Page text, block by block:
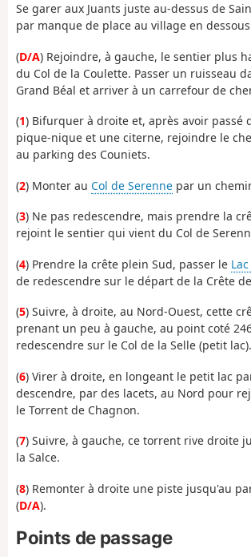
Se garer aux Juants juste au-dessus de
par manque de place au village en dessous
(D/A) Rejoindre, à gauche, le sentier plus
du Col de la Coulette. Passer un ruisseau
Grand Béal et arriver à un carrefour de
(1) Bifurquer à droite et, après avoir passé
pique-nique et une citerne, rejoindre le
au parking des Couniets.
(2) Monter au Col de Serenne par un
(3) Ne pas redescendre, mais prendre la
rejoint le sentier qui vient du Col de
(4) Prendre la crête plein Sud, passer le
de redescendre sur le départ de la Crête
(5) Suivre, à droite, au Nord-Ouest, cette
prenant un peu à gauche, au point coté
redescendre sur le Col de la Selle (petit lac).
(6) Virer à droite, en longeant le petit lac
descendre, par des lacets, au Nord pour
le Torrent de Chagnon.
(7) Suivre, à gauche, ce torrent rive droite
la Salce.
(8) Remonter à droite une piste jusqu'au
(D/A).
Points de passage